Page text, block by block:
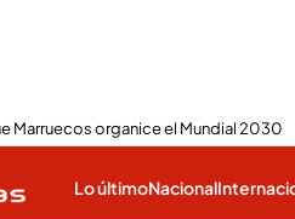
Marruecos organice el Mundial 2030
Lo últimoNacional